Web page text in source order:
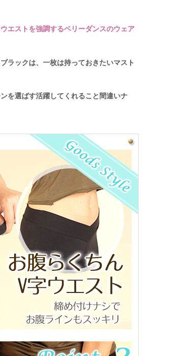
エストを強調するベリーダンスのウェア
ラックは、一枚は持っておきたいマスト
を選ばす活躍してくれること間違いナ